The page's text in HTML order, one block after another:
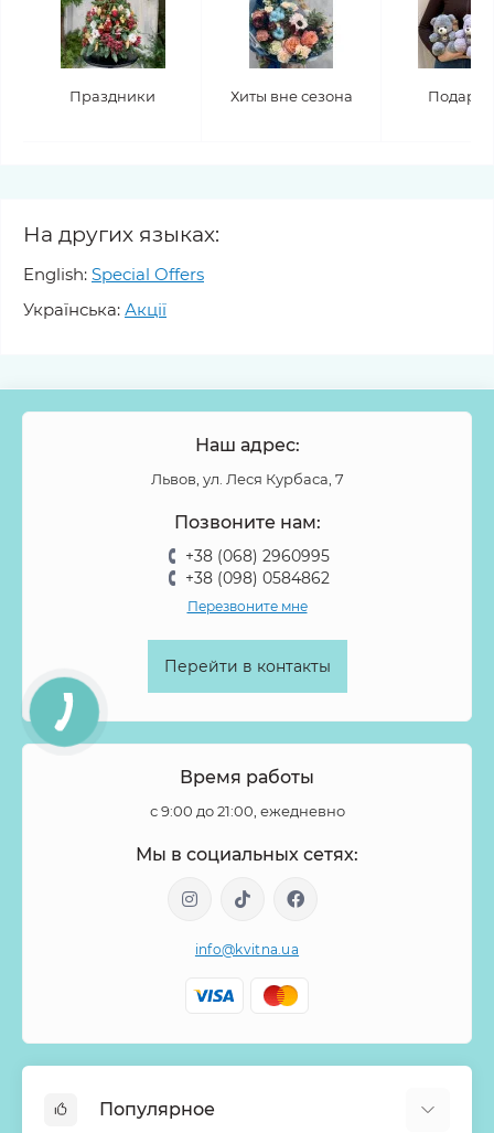
Праздники Хиты вне сезона
На других языках:
English: Special Offers
Українська: Акції
Наш адрес:
Львов, ул. Леся Курбаса, 7
Позвоните нам:
+38 (068) 2960995
+38 (098) 0584862
Перезвоните мне
Перейти в контакты
Время работы
с 9:00 до 21:00, ежедневно
Мы в социальных сетях:
info@kvitna.ua
Популярное